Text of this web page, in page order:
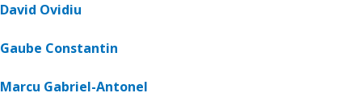
David Ovidiu
Gaube Constantin
Marcu Gabriel-Antonel